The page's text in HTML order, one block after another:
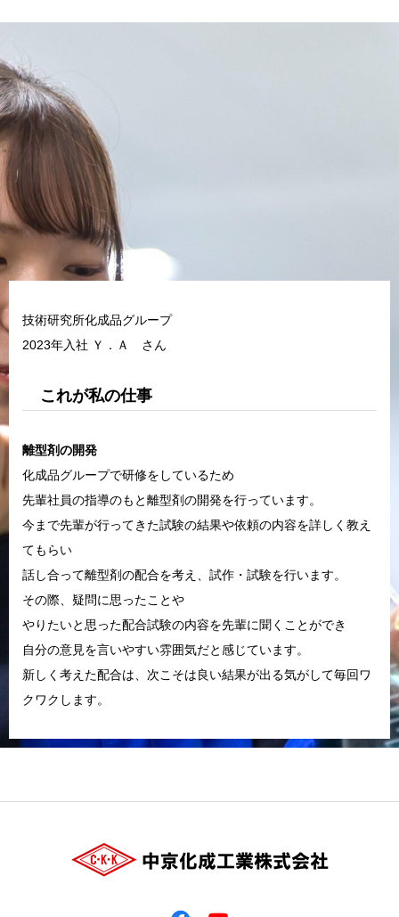
技術研究所化成品グループ
2023年入社 Ｙ．Ａ さん
これが私の仕事
離型剤の開発
化成品グループで研修をしているため
先輩社員の指導のもと離型剤の開発を行っています。
今まで先輩が行ってきた試験の結果や依頼の内容を詳しく教え
てもらい
話し合って離型剤の配合を考え、試作・試験を行います。
その際、疑問に思ったことや
やりたいと思った配合試験の内容を先輩に聞くことができ
自分の意見を言いやすい雰囲気だと感じています。
新しく考えた配合は、次こそは良い結果が出る気がして毎回ワ
クワクします。